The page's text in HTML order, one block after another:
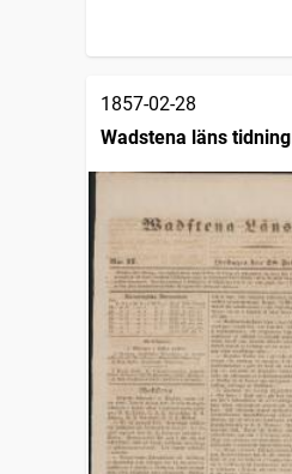
1857-02-28
Wadstena läns tidning